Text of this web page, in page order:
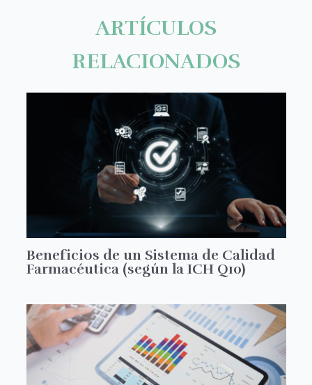
ARTÍCULOS
RELACIONADOS
Beneficios de un Sistema de Calidad
Farmacéutica (según la ICH Q10)